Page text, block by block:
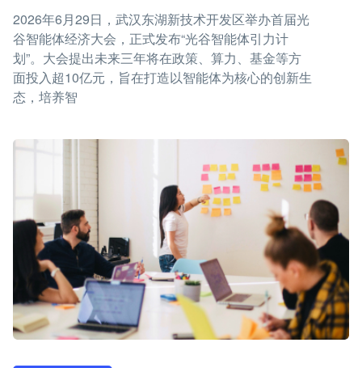
2026年6月29日，武汉东湖新技术开发区举办首届光
谷智能体经济大会，正式发布“光谷智能体引力计
划”。大会提出未来三年将在政策、算力、基金等方
面投入超10亿元，旨在打造以智能体为核心的创新生
态，培养智